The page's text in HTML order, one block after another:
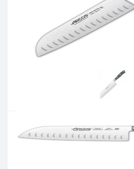
Артикул:233500
Наявність:Є в наявності